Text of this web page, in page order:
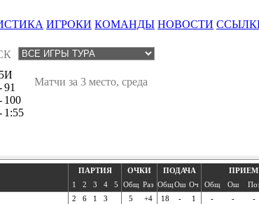
ИГРОКИ КОМАНДЫ НОВОСТИ
Матчи за 3 место, среда
5И
91
100
1:55
ПАРТИЯ ОЧКИ ПОДАЧА ПРИЕМ
1
2 3 4 5 Общ Раз ОбщОш Оч Общ Ош
2 6 1 3 5 +4 18 - 1 - - -